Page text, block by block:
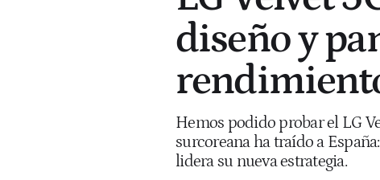
diseño y
Hemos podido probar el LG
surcoreana ha traído a
lidera su nueva estrategia.